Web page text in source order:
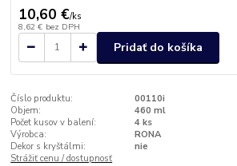
10,60 €/ks
8,62 € bez DPH
Pridať do košíka
Číslo produktu:
00110i
Objem:
460 ml
Počet kusov v balení:
4 ks
Výrobca:
RONA
Dekor s kryštálmi:
nie
Strážiť cenu / dostupnosť